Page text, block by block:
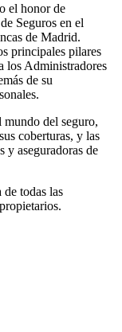
el honor de
Seguros en el
de Madrid.
principales pilares
los Administradores
de su
mundo del seguro,
coberturas, y las
y aseguradoras de
todas las